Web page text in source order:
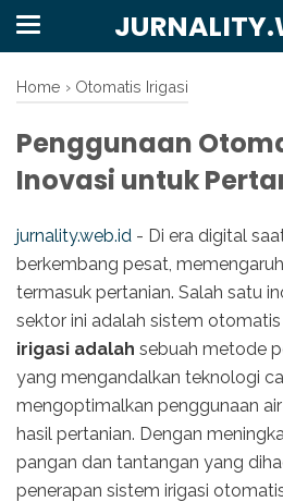
Home › Otomatis Irigasi
Penggunaan
Inovasi untuk
jurnality.web.id - Di era digital
berkembang pesat,
termasuk pertanian. Salah satu
sektor ini adalah sistem otomatis
irigasi adalah sebuah metode
yang mengandalkan teknologi
mengoptimalkan penggunaan
hasil pertanian. Dengan
pangan dan tantangan yang
penerapan sistem irigasi